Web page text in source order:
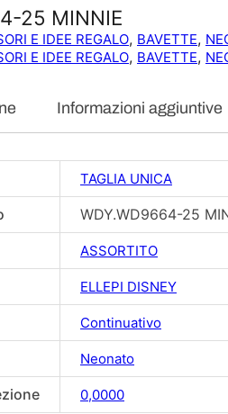
25 MINNIE
E IDEE REGALO, BAVETTE,
E IDEE REGALO, BAVETTE,
Informazioni aggiuntive
TAGLIA UNICA
WDY.WD9664-25
ASSORTITO
ELLEPI DISNEY
Continuativo
Neonato
0,0000